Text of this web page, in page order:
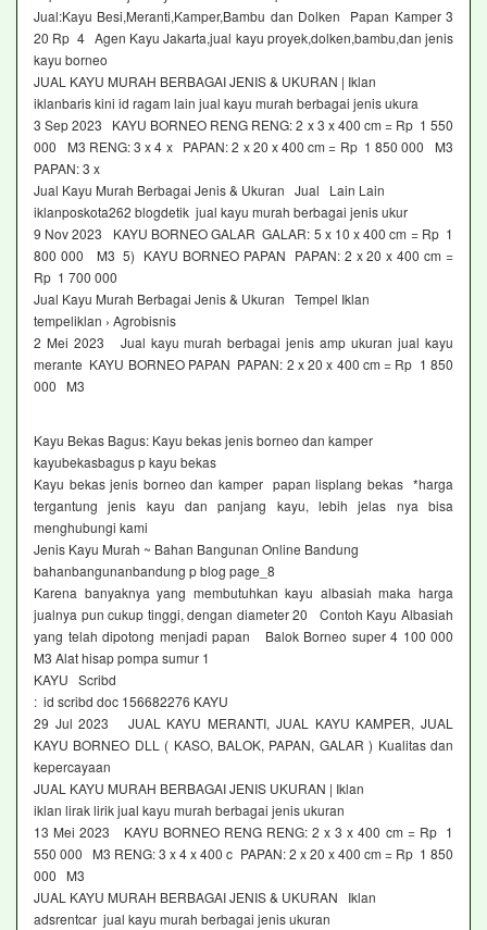
Jual:Kayu Besi,Meranti,Kamper,Bambu dan Dolken Papan Kamper 3
20 Rp 4 Agen Kayu Jakarta,jual kayu proyek,dolken,bambu,dan jenis
kayu borneo
JUAL KAYU MURAH BERBAGAI JENIS & UKURAN | Iklan
iklanbaris kini id ragam lain jual kayu murah berbagai jenis ukura
3 Sep 2023 KAYU BORNEO RENG RENG: 2 x 3 x 400 cm = Rp 1 550
000 M3 RENG: 3 x 4 x PAPAN: 2 x 20 x 400 cm = Rp 1 850 000 M3
PAPAN: 3 x
Jual Kayu Murah Berbagai Jenis & Ukuran Jual Lain Lain
iklanposkota262 blogdetik jual kayu murah berbagai jenis ukur
9 Nov 2023 KAYU BORNEO GALAR GALAR: 5 x 10 x 400 cm = Rp 1
800 000 M3 5) KAYU BORNEO PAPAN PAPAN: 2 x 20 x 400 cm =
Rp 1 700 000
Jual Kayu Murah Berbagai Jenis & Ukuran Tempel Iklan
tempeliklan › Agrobisnis
2 Mei 2023 Jual kayu murah berbagai jenis amp ukuran jual kayu
merante KAYU BORNEO PAPAN PAPAN: 2 x 20 x 400 cm = Rp 1 850
000 M3
Kayu Bekas Bagus: Kayu bekas jenis borneo dan kamper
kayubekasbagus p kayu bekas
Kayu bekas jenis borneo dan kamper papan lisplang bekas *harga
tergantung jenis kayu dan panjang kayu, lebih jelas nya bisa
menghubungi kami
Jenis Kayu Murah ~ Bahan Bangunan Online Bandung
bahanbangunanbandung p blog page_8
Karena banyaknya yang membutuhkan kayu albasiah maka harga
jualnya pun cukup tinggi, dengan diameter 20 Contoh Kayu Albasiah
yang telah dipotong menjadi papan Balok Borneo super 4 100 000
M3 Alat hisap pompa sumur 1
KAYU Scribd
: id scribd doc 156682276 KAYU
29 Jul 2023 JUAL KAYU MERANTI, JUAL KAYU KAMPER, JUAL
KAYU BORNEO DLL ( KASO, BALOK, PAPAN, GALAR ) Kualitas dan
kepercayaan
JUAL KAYU MURAH BERBAGAI JENIS UKURAN | Iklan
iklan lirak lirik jual kayu murah berbagai jenis ukuran
13 Mei 2023 KAYU BORNEO RENG RENG: 2 x 3 x 400 cm = Rp 1
550 000 M3 RENG: 3 x 4 x 400 c PAPAN: 2 x 20 x 400 cm = Rp 1 850
000 M3
JUAL KAYU MURAH BERBAGAI JENIS & UKURAN Iklan
adsrentcar jual kayu murah berbagai jenis ukuran